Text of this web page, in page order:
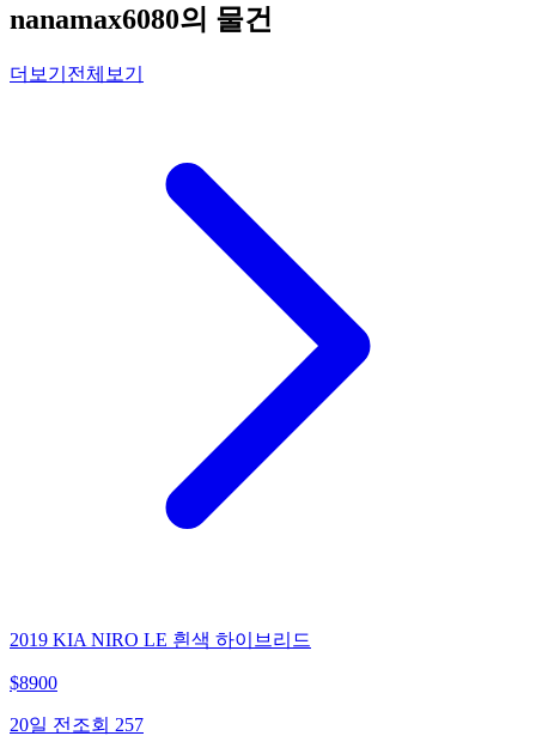
nanamax6080의 물건
더보기 전체보기
2019 KIA NIRO LE 흰색 하이브리드
$8900
20일 전 조회 257